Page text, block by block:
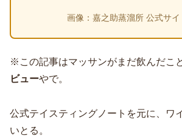
画像：嘉之助蒸溜所 公式サイ
※この記事はマッサンがまだ飲んだこ
ビューやで。
公式テイスティングノートを元に、ワ
いとる。